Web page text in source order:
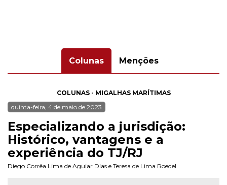
Colunas Menções
COLUNAS - MIGALHAS MARÍTIMAS
quinta-feira, 4 de maio de 2023
Especializando a jurisdição:
Histórico, vantagens e a
experiência do TJ/RJ
Diego Corrêa Lima de Aguiar Dias e Teresa de Lima Roedel